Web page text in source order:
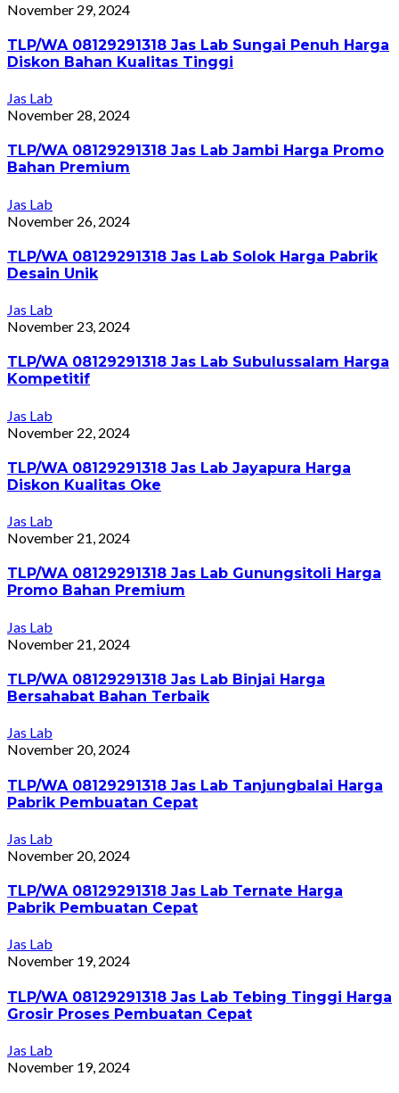
November 29, 2024
TLP/WA 08129291318 Jas Lab Sungai Penuh Harga
Diskon Bahan Kualitas Tinggi
Jas Lab
November 28, 2024
TLP/WA 08129291318 Jas Lab Jambi Harga Promo
Bahan Premium
Jas Lab
November 26, 2024
TLP/WA 08129291318 Jas Lab Solok Harga Pabrik
Desain Unik
Jas Lab
November 23, 2024
TLP/WA 08129291318 Jas Lab Subulussalam Harga
Kompetitif
Jas Lab
November 22, 2024
TLP/WA 08129291318 Jas Lab Jayapura Harga
Diskon Kualitas Oke
Jas Lab
November 21, 2024
TLP/WA 08129291318 Jas Lab Gunungsitoli Harga
Promo Bahan Premium
Jas Lab
November 21, 2024
TLP/WA 08129291318 Jas Lab Binjai Harga
Bersahabat Bahan Terbaik
Jas Lab
November 20, 2024
TLP/WA 08129291318 Jas Lab Tanjungbalai Harga
Pabrik Pembuatan Cepat
Jas Lab
November 20, 2024
TLP/WA 08129291318 Jas Lab Ternate Harga
Pabrik Pembuatan Cepat
Jas Lab
November 19, 2024
TLP/WA 08129291318 Jas Lab Tebing Tinggi Harga
Grosir Proses Pembuatan Cepat
Jas Lab
November 19, 2024